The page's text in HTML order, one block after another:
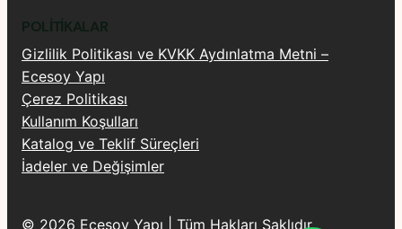
POLITIKALAR
Gizlilik Politikası ve KVKK Aydınlatma Metni –
Ecesoy Yapı
Çerez Politikası
Kullanım Koşulları
Katalog ve Teklif Süreçleri
İadeler ve Değişimler
© 2026 Ecesoy Yapı | Tüm Hakları Saklıdır